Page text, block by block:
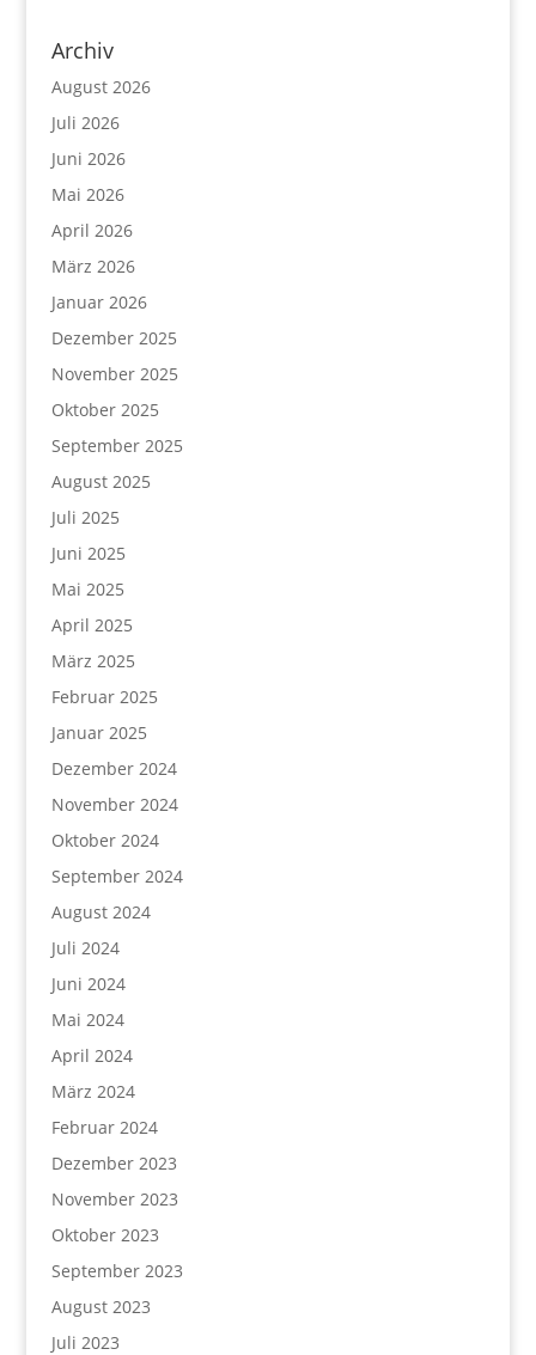
Archiv
August 2026
Juli 2026
Juni 2026
Mai 2026
April 2026
März 2026
Januar 2026
Dezember 2025
November 2025
Oktober 2025
September 2025
August 2025
Juli 2025
Juni 2025
Mai 2025
April 2025
März 2025
Februar 2025
Januar 2025
Dezember 2024
November 2024
Oktober 2024
September 2024
August 2024
Juli 2024
Juni 2024
Mai 2024
April 2024
März 2024
Februar 2024
Dezember 2023
November 2023
Oktober 2023
September 2023
August 2023
Juli 2023